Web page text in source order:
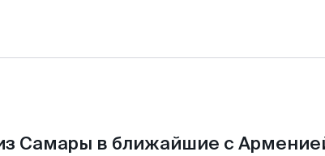
Самары в ближайшие с